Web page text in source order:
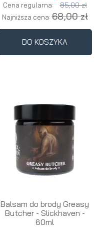
Cena regularna: 85,00 zł
Najniższa cena:68,00 zł
DO KOSZYKA
Balsam do brody Greasy
Butcher - Slickhaven -
60ml